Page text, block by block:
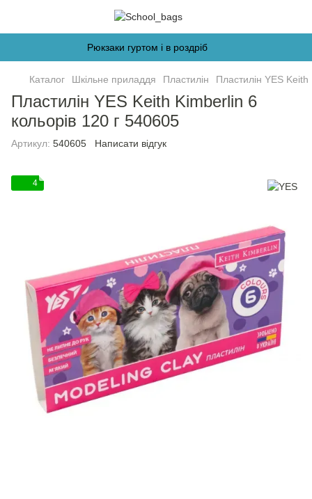
Рюкзаки гуртом і в роздріб
Каталог Шкільне приладдя Пластилін Пластилін YES
Пластилін YES Keith Kimberlin 6
кольорів 120 г 540605
Артикул: 540605 Написати відгук
4